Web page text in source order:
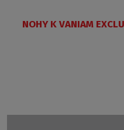
NOHY K VANIAM